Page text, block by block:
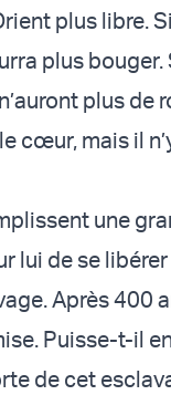
plus libre.
plus bouger.
plus de
cœur, mais il
une
lui de se
Après 400
Puisse-t-il
de cet